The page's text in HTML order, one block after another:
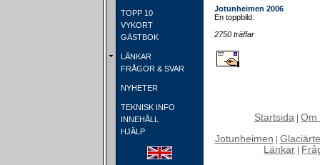
TOPP 10
VYKORT
GÄSTBOK
LÄNKAR
FRÅGOR & SVAR
NYHETER
TEKNISK INFO
INNEHÅLL
HJÄLP
Jotunheimen 2006
En toppbild.
2750 träffar
Startsida Om
Jotunheimen
Länkar